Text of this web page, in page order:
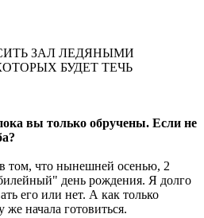
ЗАЛ ЛЕДЯНЫМИ
БУДЕТ ТЕЧЬ
вы только обручены. Если не
том, что нынешней осенью, 2
день рождения. Я долго
его или нет. А как только
же начала готовиться.